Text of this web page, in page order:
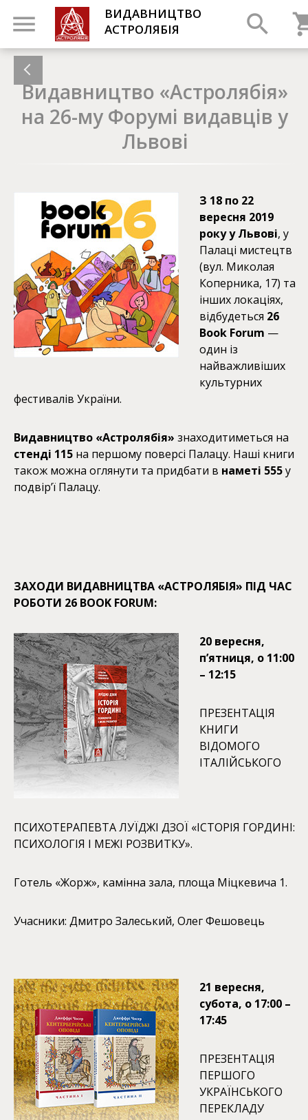
ВИДАВНИЦТВО
АСТРОЛЯБІЯ
Видавництво «Астролябія»
на 26-му Форумі видавців у
Львові
З 18 по 22
вересня 2019
року у Львові, у
Палаці мистецтв
(вул. Миколая
Коперника, 17) та
інших локаціях,
відбудеться 26
Book Forum —
один із
найважливіших
культурних
фестивалів України.
Видавництво «Астролябія» знаходитиметься на
стенді 115 на першому поверсі Палацу. Наші книги
також можна оглянути та придбати в наметі 555у
подвір’ї Палацу.
ЗАХОДИ ВИДАВНИЦТВА «АСТРОЛЯБІЯ» ПІД ЧАС
РОБОТИ 26 BOOK FORUM:
20 вересня,
п’ятниця, о 11:00
– 12:15
ПРЕЗЕНТАЦІЯ
КНИГИ
ВІДОМОГО
ІТАЛІЙСЬКОГО
ПСИХОТЕРАПЕВТА ЛУЇДЖІ ДЗОЇ «ІСТОРІЯ ГОРДИНІ:
ПСИХОЛОГІЯ І МЕЖІ РОЗВИТКУ».
Готель «Жорж», камінна зала, площа Міцкевича 1.
Учасники: Дмитро Залеський, Олег Фешовець
21 вересня,
субота, о 17:00 –
17:45
ПРЕЗЕНТАЦІЯ
ПЕРШОГО
УКРАЇНСЬКОГО
ПЕРЕКЛАДУ